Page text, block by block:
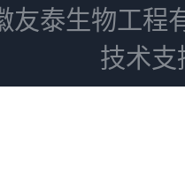
友泰生物工程
技术